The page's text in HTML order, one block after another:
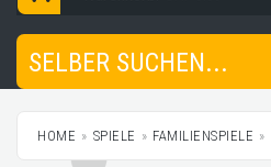
SELBER SUCHEN...
HOME SPIELE FAMILIENSPIELE